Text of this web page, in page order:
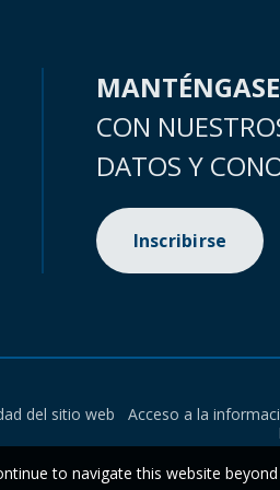
CON
DATOS Y
Inscribirse
del sitio web Acceso a la
to navigate this website beyond